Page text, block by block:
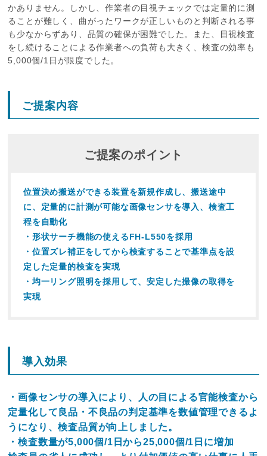
かありません。しかし、作業者の目視チェックでは定量的に測
ることが難しく、曲がったワークが正しいものと判断される事
も少なからずあり、品質の確保が困難でした。また、目視検査
をし続けることによる作業者への負荷も大きく、検査の効率も
5,000個/1日が限度でした。
ご提案内容
ご提案のポイント
位置決め搬送ができる装置を新規作成し、搬送途中
に、定量的に計測が可能な画像センサを導入、検査工
程を自動化
・形状サーチ機能の使えるFH-L550を採用
・位置ズレ補正をしてから検査することで基準点を設
定した定量的検査を実現
・均一リング照明を採用して、安定した撮像の取得を
実現
導入効果
・画像センサの導入により、人の目による官能検査から
定量化して良品・不良品の判定基準を数値管理できるよ
うになり、検査品質が向上しました。
・検査数量が5,000個/1日から25,000個/1日に増加